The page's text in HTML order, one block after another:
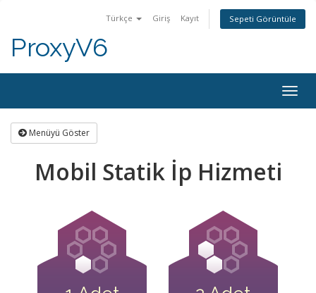
Türkçe Giriş Kayıt Sepeti Görüntüle
ProxyV6
Menüyü Göster
Mobil Statik İp Hizmeti